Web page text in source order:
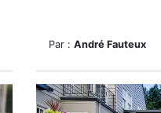
Par : André Fauteux